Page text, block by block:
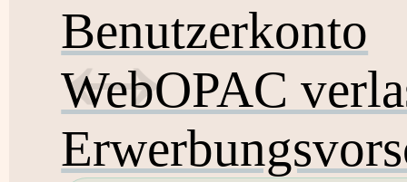
Benutzerkonto
WebOPAC